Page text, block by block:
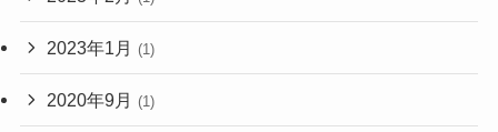
2023年1月 (1)
2020年9月 (1)